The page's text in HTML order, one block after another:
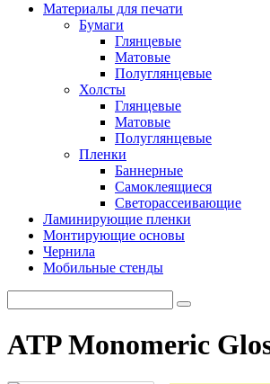
Материалы для печати
Бумаги
Глянцевые
Матовые
Полуглянцевые
Холсты
Глянцевые
Матовые
Полуглянцевые
Пленки
Баннерные
Самоклеящиеся
Светорассеивающие
Ламинирующие пленки
Монтирующие основы
Чернила
Мобильные стенды
ATP Monomeric